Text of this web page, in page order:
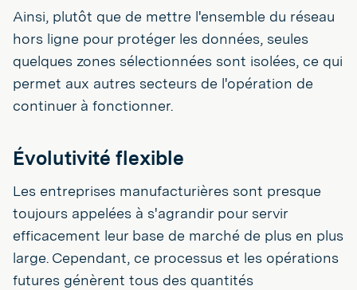
Ainsi, plutôt que de mettre l'ensemble du réseau
hors ligne pour protéger les données, seules
quelques zones sélectionnées sont isolées, ce qui
permet aux autres secteurs de l'opération de
continuer à fonctionner.
Évolutivité flexible
Les entreprises manufacturières sont presque
toujours appelées à s'agrandir pour servir
efficacement leur base de marché de plus en plus
large. Cependant, ce processus et les opérations
futures génèrent tous des quantités